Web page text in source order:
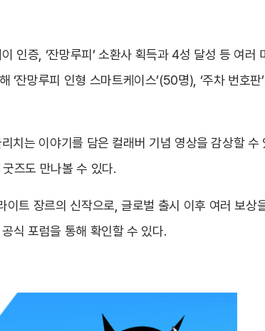
인증, ‘잔망루피’ 소환사 획득과 4성 달성 등 여러
잔망루피 인형 스마트케이스’(50명), ‘주차 번호판
치는 이야기를 담은 컬래버 기념 영상을 감상할 수
즈도 만나볼 수 있다.
이트 장르의 신작으로, 글로벌 출시 이후 여러 보상
식 포럼을 통해 확인할 수 있다.